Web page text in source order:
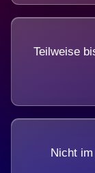
Teilweise
Nicht